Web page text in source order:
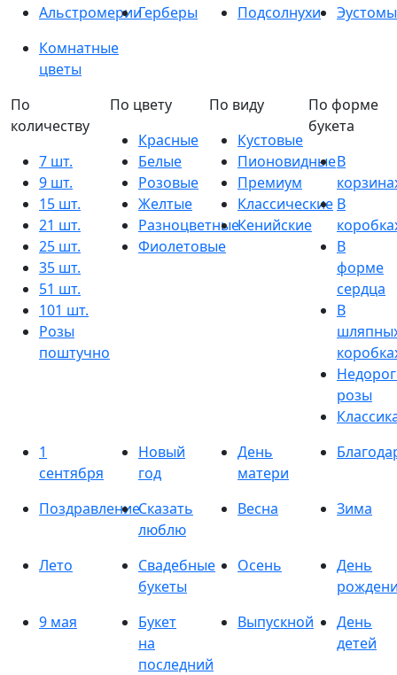
АльстромерииГерберы Подсолнухи
Эустомы
Комнатные
цветы
По
количеству
7 шт.
9 шт.
15 шт.
21 шт.
25 шт.
35 шт.
51 шт.
101 шт.
Розы
поштучно
По цвету
Красные
Белые
Розовые
Желтые
Разноцветные
Фиолетовые
По виду
Кустовые
Пионовидные
Премиум
Классические
Кенийские
По форме
букета
В
В
В
форме
сердца
В
розы
1
сентября
Новый
год
День
матери
ПоздравлениеСказать
люблю
Весна Зима
Лето
Свадебные
букеты
Осень
День
9 мая
Букет
на
последний
Выпускной
День
детей